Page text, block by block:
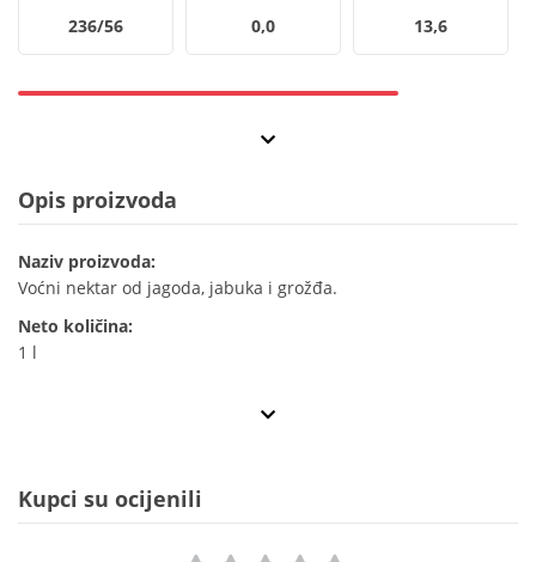
236/56 0,0 13,6
Opis proizvoda
Naziv proizvoda:
Voćni nektar od jagoda, jabuka i grožđa.
Neto količina:
1 l
Kupci su ocijenili